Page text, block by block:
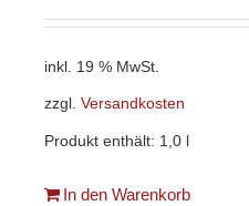
inkl. 19 % MwSt.
zzgl. Versandkosten
Produkt enthält: 1,0
In den Warenkorb